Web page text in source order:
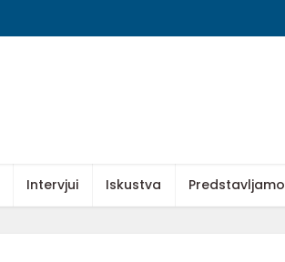
Intervjui Iskustva Predstavljamo